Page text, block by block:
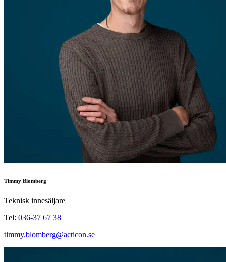
Timmy Blomberg
Teknisk innesäljare
Tel: 036-37 67 38
timmy.blomberg@acticon.se